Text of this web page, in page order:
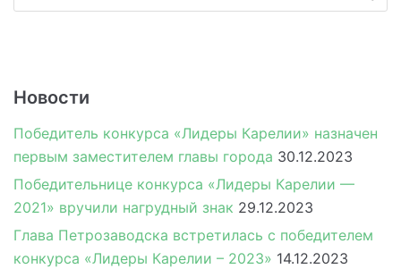
Новости
Победитель конкурса «Лидеры Карелии» назначен
первым заместителем главы города 30.12.2023
Победительнице конкурса «Лидеры Карелии —
2021» вручили нагрудный знак 29.12.2023
Глава Петрозаводска встретилась с победителем
конкурса «Лидеры Карелии – 2023» 14.12.2023